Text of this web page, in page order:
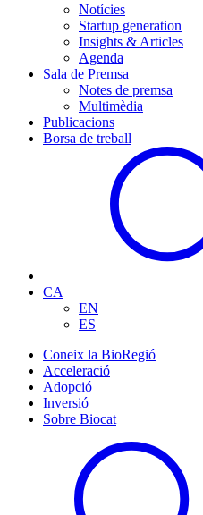
Notícies
Startup generation
Insights & Articles
Agenda
Sala de Premsa
Notes de premsa
Multimèdia
Publicacions
Borsa de treball
CA
EN
ES
Coneix la BioRegió
Acceleració
Adopció
Inversió
Sobre Biocat